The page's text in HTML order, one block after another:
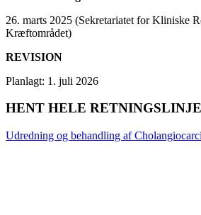
26. marts 2025 (Sekretariatet for Kliniske
Kræftområdet)
REVISION
Planlagt: 1. juli 2026
HENT HELE
Udredning og behandling af